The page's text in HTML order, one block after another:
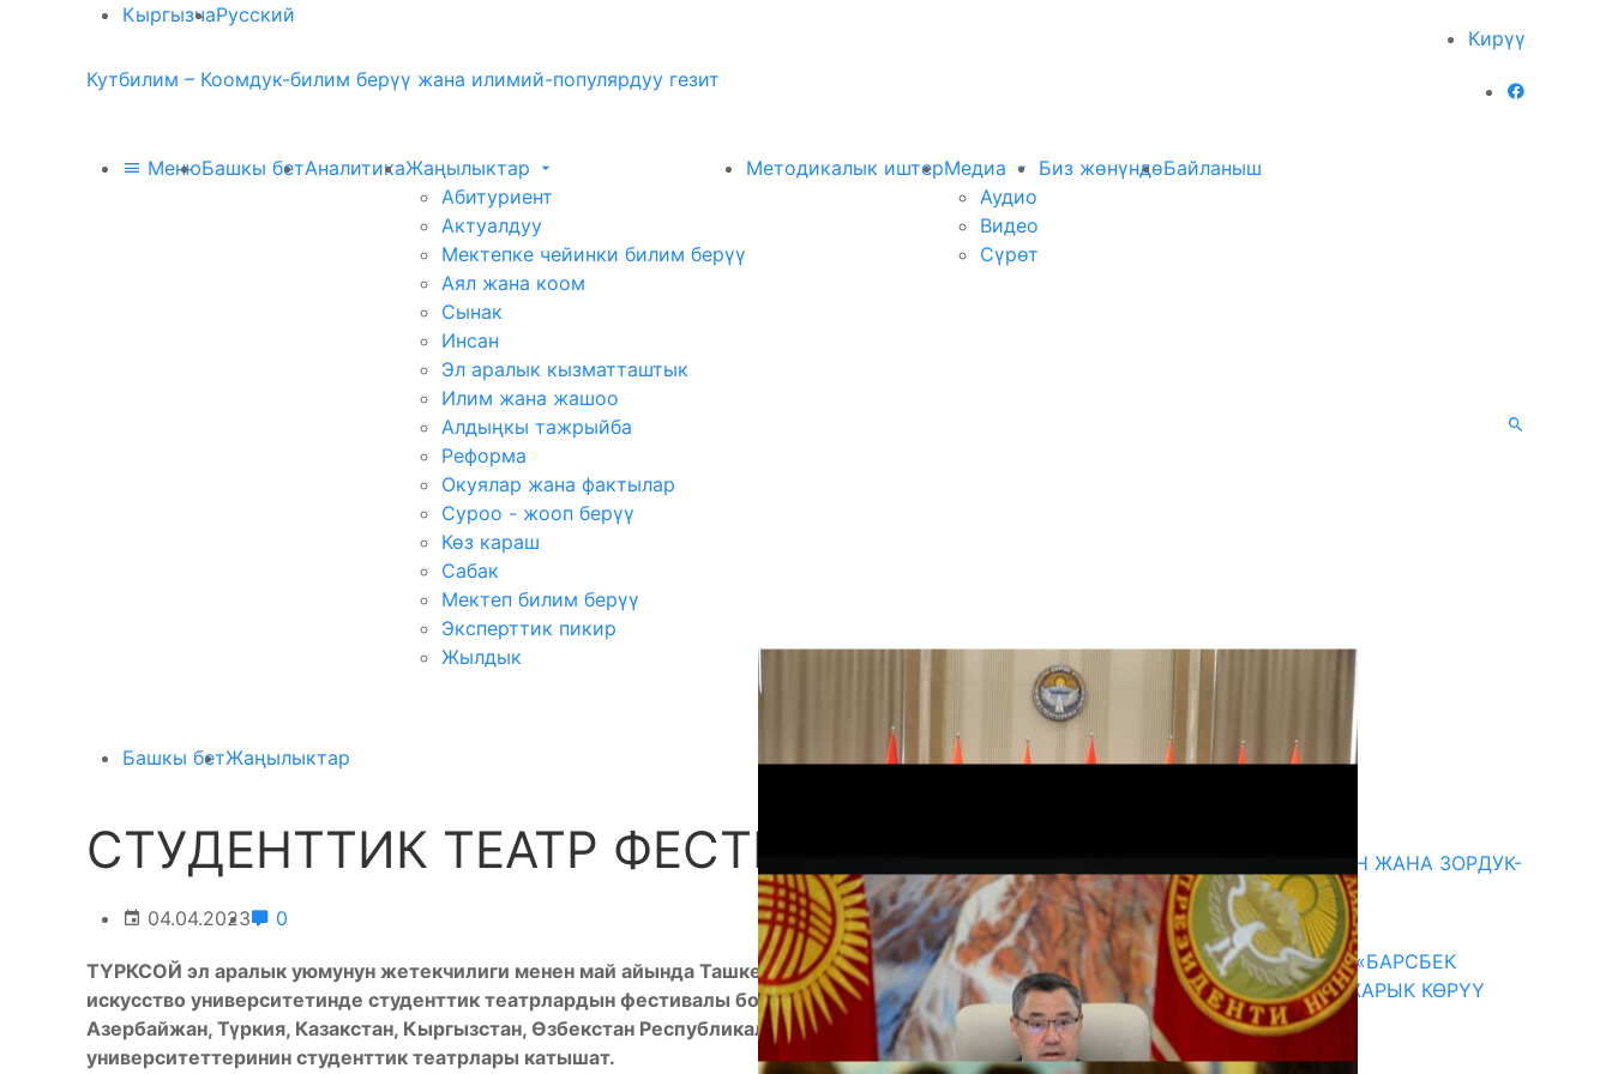
КыргызчаРусский
Кирүү
Кутбилим – Коомдук-билим берүү жана илимий-популярдуу гезит
МенюБашкы бетАналитикаЖаңылыктар
Абитуриент
Актуалдуу
Мектепке чейинки билим берүү
Аял жана коом
Сынак
Инсан
Эл аралык кызматташтык
Илим жана жашоо
Алдыңкы тажрыйба
Реформа
Окуялар жана фактылар
Суроо - жооп берүү
Көз караш
Сабак
Мектеп билим берүү
Эксперттик пикир
Жылдык
Методикалык иштерМедиа
Аудио
Видео
Сүрөт
Биз жөнүндөБайланыш
Башкы бетЖаңылыктар
СТУДЕНТТИК ТЕАТР ФЕСТИВАЛЫ
04.04.2023 0
ТҮРКСОЙ эл аралык уюмунун жетекчилиги менен май айында Ташкенттеги Өзбек мамлекеттик
искусство университетинде студенттик театрлардын фестивалы болот. Ал фестивалга
Азербайжан, Түркия, Казакстан, Кыргызстан, Өзбекстан Республикаларындагы искусство
университеттеринин студенттик театрлары катышат.
ГЕНДЕРДИК БАСМЫРЛООДОН ЖАНА ЗОРДУК-
ЗОМБУЛУКТАН КОРГОО
07.08.2026
КЫРГЫЗ ТАРЫХЫ ТАСМАДА: «БАРСБЕК
КАГАН» КӨРКӨМ ТАСМАСЫ ЖАРЫК КӨРҮҮ
АЛДЫНДА
07.08.2026